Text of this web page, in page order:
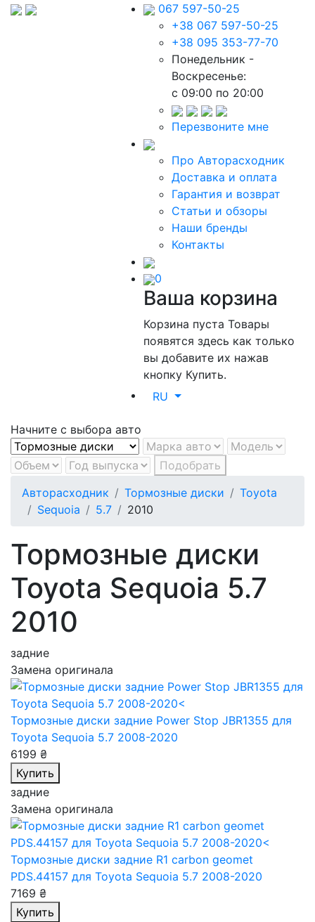
067 597-50-25
+38 067 597-50-25
+38 095 353-77-70
Понедельник -
Воскресенье:
c 09:00 по 20:00
Перезвоните мне
Про Авторасходник
Доставка и оплата
Гарантия и возврат
Статьи и обзоры
Наши бренды
Контакты
0
Ваша корзина
Корзина пустаТовары
появятся здесь как только
вы добавите их нажав
кнопку Купить.
RU
Начните с выбора авто
Подобрать
Авторасходник
Тормозные диски
Toyota
Sequoia
5.7 2010
Тормозные диски
Toyota Sequoia 5.7
2010
задние
Замена оригинала
Тормозные диски задние Power Stop JBR1355 для
Toyota Sequoia 5.7 2008-2020
6199 ₴
Купить
задние
Замена оригинала
Тормозные диски задние R1 carbon geomet
PDS.44157 для Toyota Sequoia 5.7 2008-2020
7169 ₴
Купить